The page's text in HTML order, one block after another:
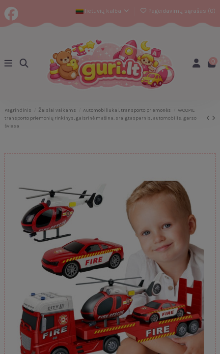
lietuvių kalba Pageidavimų sąrašas (0)
0
Pagrindinis Žaislai vaikams Automobiliukai, transporto priemonės
WOOPIE
transporto priemonių rinkinys, gaisrinė mašina, sraigtasparnis, automobilis, garso
šviesa